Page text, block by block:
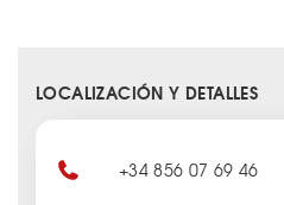
LOCALIZACIÓN Y DETALLES
+34 856 07 69 46